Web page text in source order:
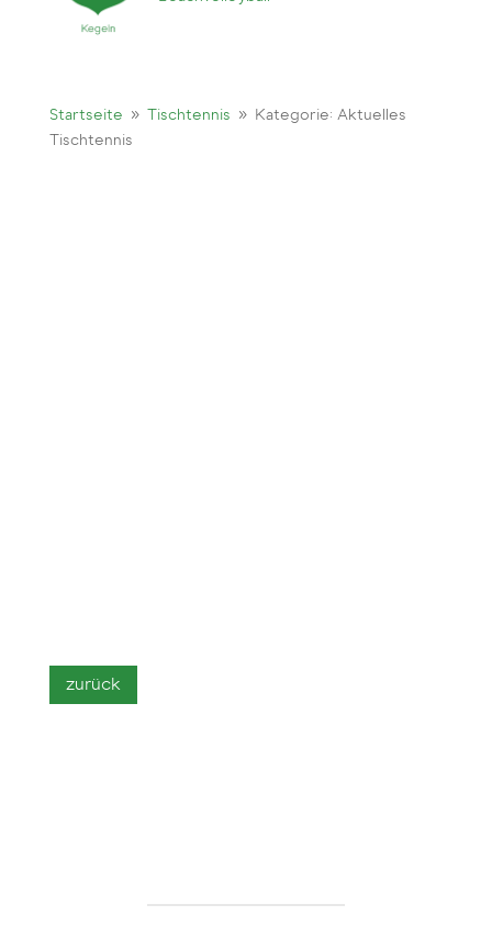
Startseite 9 Tischtennis 9 Kategorie: Aktuelles
Tischtennis